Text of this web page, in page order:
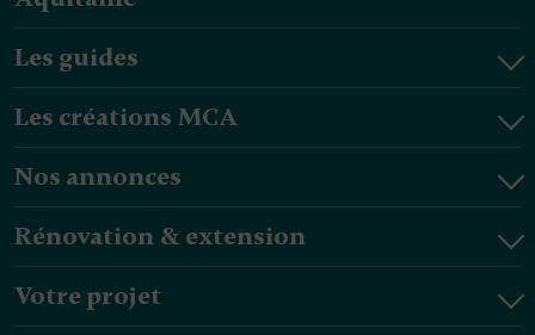
Les guides
Les créations MCA
Nos annonces
Rénovation & extension
Votre projet